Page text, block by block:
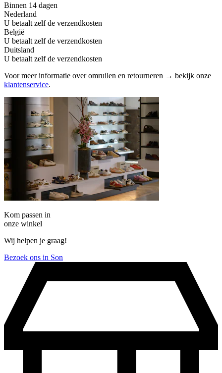
Binnen 14 dagen
Nederland
U betaalt zelf de verzendkosten
België
U betaalt zelf de verzendkosten
Duitsland
U betaalt zelf de verzendkosten
Voor meer informatie over omruilen en retourneren → bekijk onze
klantenservice.
Kom passen in
onze winkel
Wij helpen je graag!
Bezoek ons in Son